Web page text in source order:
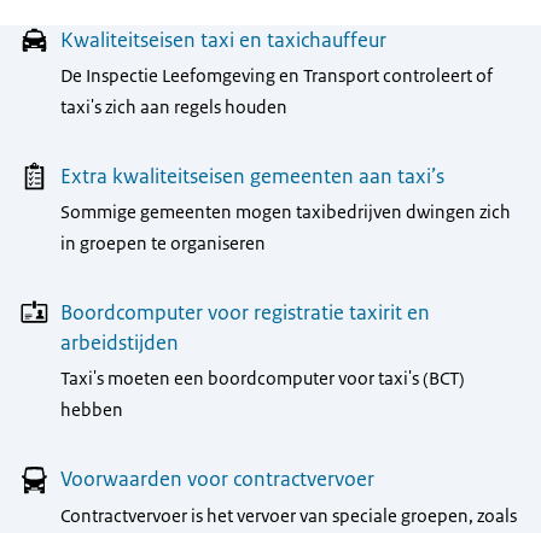
MenuKwaliteitseisen taxi en taxichauffeur
De Inspectie Leefomgeving en Transport controleert of
taxi's zich aan regels houden
Extra kwaliteitseisen gemeenten aan taxi’s
Sommige gemeenten mogen taxibedrijven dwingen zich
in groepen te organiseren
Boordcomputer voor registratie taxirit en
arbeidstijden
Taxi's moeten een boordcomputer voor taxi's (BCT)
hebben
Voorwaarden voor contractvervoer
Contractvervoer is het vervoer van speciale groepen, zoals